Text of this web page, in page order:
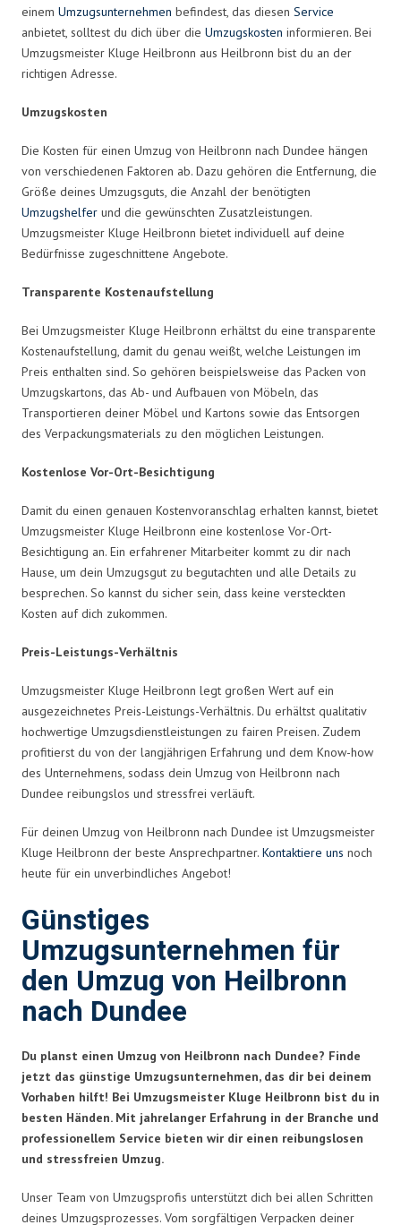
einem Umzugsunternehmen befindest, das diesen Service
anbietet, solltest du dich über die Umzugskosten informieren. Bei
Umzugsmeister Kluge Heilbronn aus Heilbronn bist du an der
richtigen Adresse.
Umzugskosten
Die Kosten für einen Umzug von Heilbronn nach Dundee hängen
von verschiedenen Faktoren ab. Dazu gehören die Entfernung, die
Größe deines Umzugsguts, die Anzahl der benötigten
Umzugshelfer und die gewünschten Zusatzleistungen.
Umzugsmeister Kluge Heilbronn bietet individuell auf deine
Bedürfnisse zugeschnittene Angebote.
Transparente Kostenaufstellung
Bei Umzugsmeister Kluge Heilbronn erhältst du eine transparente
Kostenaufstellung, damit du genau weißt, welche Leistungen im
Preis enthalten sind. So gehören beispielsweise das Packen von
Umzugskartons, das Ab- und Aufbauen von Möbeln, das
Transportieren deiner Möbel und Kartons sowie das Entsorgen
des Verpackungsmaterials zu den möglichen Leistungen.
Kostenlose Vor-Ort-Besichtigung
Damit du einen genauen Kostenvoranschlag erhalten kannst, bietet
Umzugsmeister Kluge Heilbronn eine kostenlose Vor-Ort-
Besichtigung an. Ein erfahrener Mitarbeiter kommt zu dir nach
Hause, um dein Umzugsgut zu begutachten und alle Details zu
besprechen. So kannst du sicher sein, dass keine versteckten
Kosten auf dich zukommen.
Preis-Leistungs-Verhältnis
Umzugsmeister Kluge Heilbronn legt großen Wert auf ein
ausgezeichnetes Preis-Leistungs-Verhältnis. Du erhältst qualitativ
hochwertige Umzugsdienstleistungen zu fairen Preisen. Zudem
profitierst du von der langjährigen Erfahrung und dem Know-how
des Unternehmens, sodass dein Umzug von Heilbronn nach
Dundee reibungslos und stressfrei verläuft.
Für deinen Umzug von Heilbronn nach Dundee ist Umzugsmeister
Kluge Heilbronn der beste Ansprechpartner. Kontaktiere uns noch
heute für ein unverbindliches Angebot!
Günstiges
Umzugsunternehmen für
den Umzug von Heilbronn
nach Dundee
Du planst einen Umzug von Heilbronn nach Dundee? Finde
jetzt das günstige Umzugsunternehmen, das dir bei deinem
Vorhaben hilft! Bei Umzugsmeister Kluge Heilbronn bist du in
besten Händen. Mit jahrelanger Erfahrung in der Branche und
professionellem Service bieten wir dir einen reibungslosen
und stressfreien Umzug.
Unser Team von Umzugsprofis unterstützt dich bei allen Schritten
deines Umzugsprozesses. Vom sorgfältigen Verpacken deiner